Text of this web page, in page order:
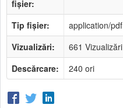
fișier:
Tip fișier:
application/pdf
Vizualizări:
661 Vizualizări
Descărcare:
240 ori